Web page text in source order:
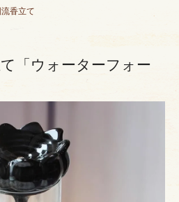
香立て
「ウォーターフォー